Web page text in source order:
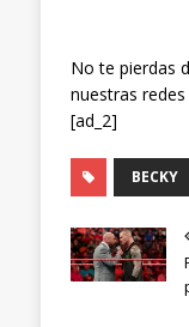
No te pierdas
nuestras
[ad_2]
BECKY